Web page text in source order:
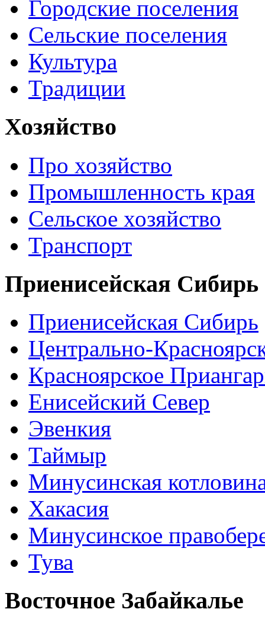
Городские поселения
Сельские поселения
Культура
Традиции
Хозяйство
Про хозяйство
Промышленность края
Сельское хозяйство
Транспорт
Приенисейская Сибирь
Приенисейская Сибирь
Центрально-
Красноярское
Енисейский Север
Эвенкия
Таймыр
Минусинская
Хакасия
Минусинское
Тува
Восточное Забайкалье